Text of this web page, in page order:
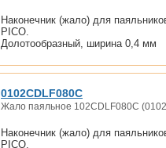
Наконечник (жало) для
PICO.
Долотообразный, ширина 0,4 мм
0102CDLF080C
Жало паяльное 102CDLF080C
Наконечник (жало) для
PICO.